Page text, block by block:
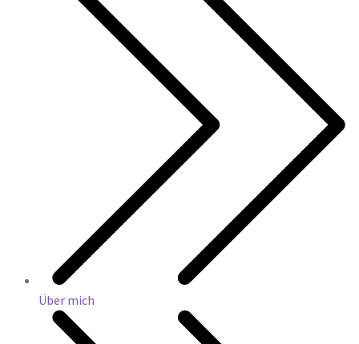
Über mich